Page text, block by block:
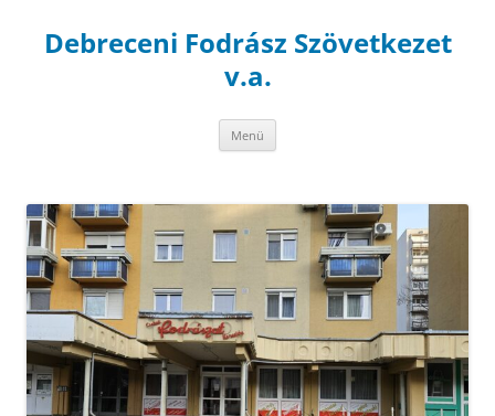
Debreceni Fodrász Szövetkezet
v.a.
Menü